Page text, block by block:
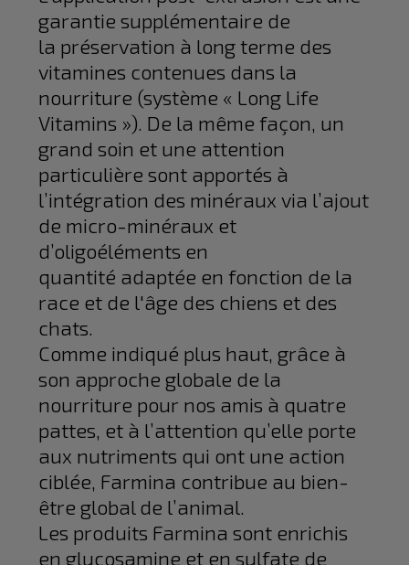
garantie supplémentaire de
la préservation à long terme des
vitamines contenues dans la
nourriture (système « Long Life
Vitamins »). De la même façon, un
grand soin et une attention
particulière sont apportés à
l’intégration des minéraux via l’ajout
de micro-minéraux et
d’oligoéléments en
quantité adaptée en fonction de la
race et de l'âge des chiens et des
chats.
Comme indiqué plus haut, grâce à
son approche globale de la
nourriture pour nos amis à quatre
pattes, et à l’attention qu’elle porte
aux nutriments qui ont une action
ciblée, Farmina contribue au bien-
être global de l’animal.
Les produits Farmina sont enrichis
en glucosamine et en sulfate de